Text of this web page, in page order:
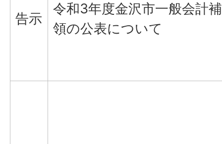
告示
令和3年度金沢市一般会計
領の公表について